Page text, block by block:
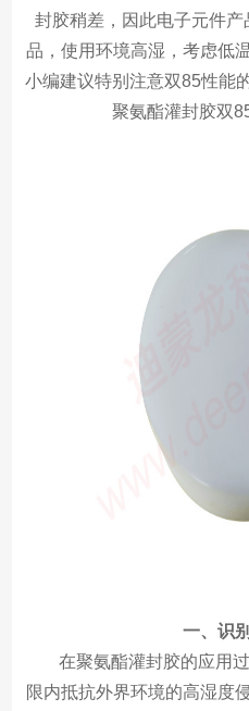
封胶稍差，因此电子元件
品，使用环境高湿，考虑低
小编建议特别注意双85性能
聚氨酯灌封胶双
一、识
在聚氨酯灌封胶的应用
限内抵抗外界环境的高湿度